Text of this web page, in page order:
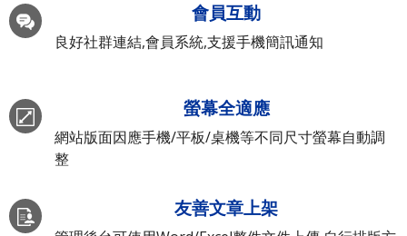
會員互動
良好社群連結,會員系統,支援手機簡訊通知
螢幕全適應
網站版面因應手機/平板/桌機等不同尺寸螢幕自動調
整
友善文章上架